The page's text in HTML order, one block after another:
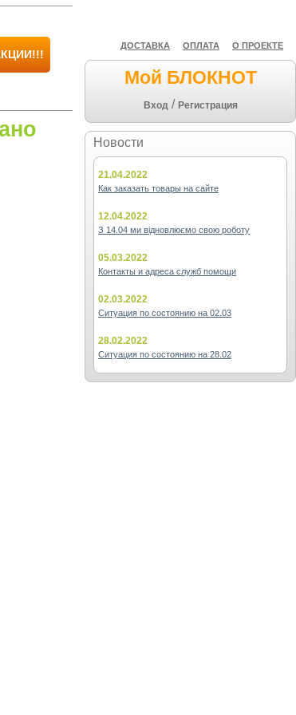
ДОСТАВКА ОПЛАТА О ПРОЕКТЕ
Мой БЛОКНОТ
Вход / Регистрация
Новости
21.04.2022
Как заказать товары на сайте
12.04.2022
З 14.04 ми відновлюємо свою роботу
05.03.2022
Контакты и адреса служб помощи
02.03.2022
Ситуация по состоянию на 02.03
28.02.2022
Ситуация по состоянию на 28.02